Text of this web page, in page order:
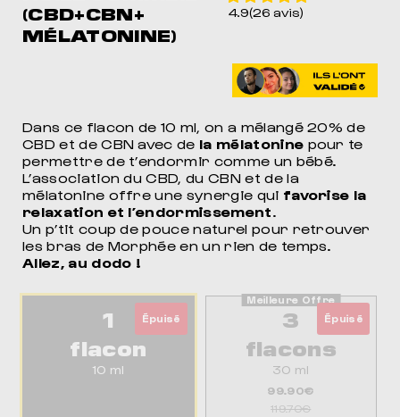
(CBD+CBN+
MÉLATONINE)
4.9(26 avis)
Dans ce flacon de 10 ml, on a mélangé 20% de
CBD et de CBN avec de la mélatonine pour te
permettre de t’endormir comme un bébé.
L’association du CBD, du CBN et de la
mélatonine offre une synergie qui favorise la
relaxation et l’endormissement.
Un p’tit coup de pouce naturel pour retrouver
les bras de Morphée en un rien de temps.
Allez, au dodo !
1
flacon
10 ml
Épuisé
3
flacons
30 ml
99.90€
119.70€
Épuisé